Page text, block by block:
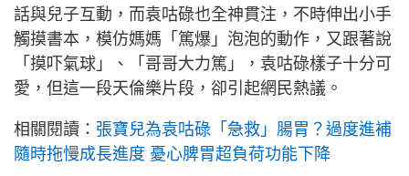
話與兒子互動，而袁咕碌也全神貫注，不時伸出小手
觸摸書本，模仿媽媽「篤爆」泡泡的動作，又跟著說
「摸吓氣球」、「哥哥大力篤」，袁咕碌樣子十分可
愛，但這一段天倫樂片段，卻引起網民熱議。
相關閱讀： 張寶兒為袁咕碌「急救」腸胃？過度進補
隨時拖慢成長進度 憂心脾胃超負荷功能下降